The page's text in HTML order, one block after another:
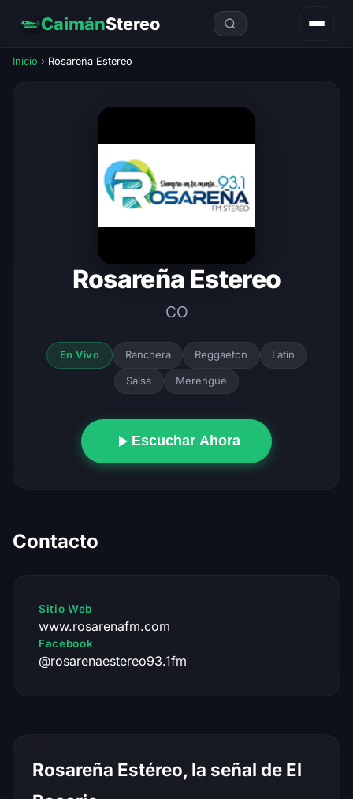
CaimánStereo
Inicio › Rosareña Estereo
Rosareña Estereo
CO
En Vivo Ranchera Reggaeton Latin
Salsa Merengue
Escuchar Ahora
Contacto
Sitio Web
www.rosarenafm.com
Facebook
@rosarenaestereo93.1fm
Rosareña Estéreo, la señal de El